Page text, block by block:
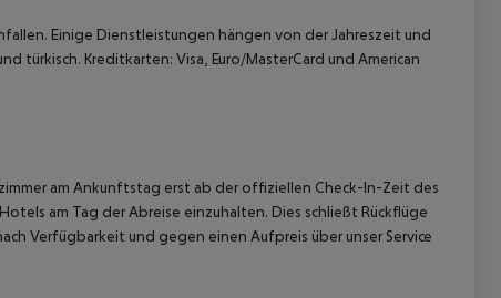
Einige Dienstleistungen hängen von der Jahreszeit und
türkisch. Kreditkarten: Visa, Euro/MasterCard und American
am Ankunftstag erst ab der offiziellen Check-In-Zeit des
am Tag der Abreise einzuhalten. Dies schließt Rückflüge
Verfügbarkeit und gegen einen Aufpreis über unser Service